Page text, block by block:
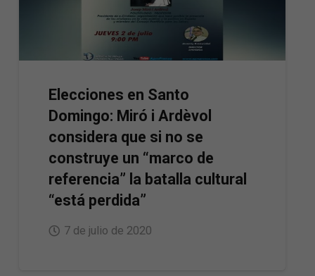
Elecciones en Santo
Domingo: Miró i Ardèvol
considera que si no se
construye un “marco de
referencia” la batalla cultural
“está perdida”
7 de julio de 2020